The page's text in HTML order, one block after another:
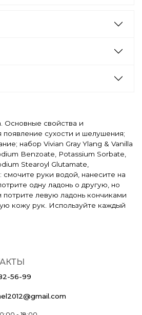
Основные свойства и
сухости и шелушения;
набор Vivian Gray Ylang & Vanilla
Benzoate, Potassium Sorbate,
Stearoyl Glutamate,
руки водой, нанесите на
одну ладонь о другую, но
левую ладонь кончиками
кожу рук. Используйте каждый
56-99